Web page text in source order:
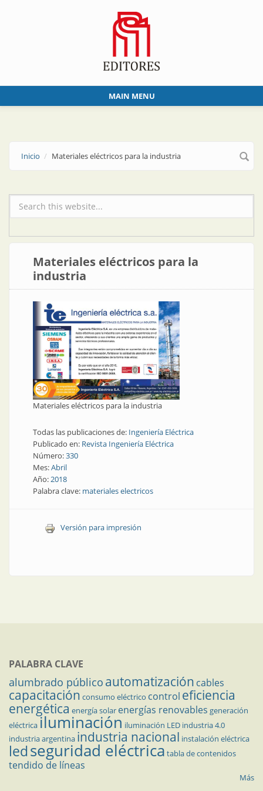
MAIN MENU
Inicio Materiales eléctricos para la industria
Formulario de búsqueda
Materiales eléctricos para la
industria
Materiales eléctricos para la industria
Todas las publicaciones de: Ingeniería Eléctrica
Publicado en: Revista Ingeniería Eléctrica
Número:330
Mes:Abril
Año:2018
Palabra clave: materiales electricos
Versión para impresión
PALABRA CLAVE
alumbrado público automatización cables
capacitación consumo eléctrico control eficiencia
energética energía solar energías renovables generación
eléctricailuminación iluminación LED industria 4.0
industria argentina industria nacional instalación eléctrica
ledseguridad eléctrica tabla de contenidos
tendido de líneas
Más